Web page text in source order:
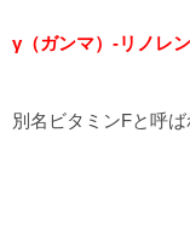
γ（ガンマ）-リノレ
別名ビタミンFと呼